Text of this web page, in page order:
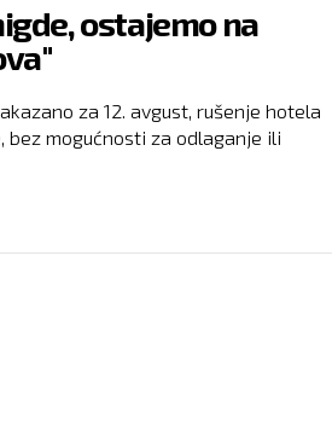
ostajemo na
za 12. avgust, rušenje hotela
bez mogućnosti za odlaganje ili